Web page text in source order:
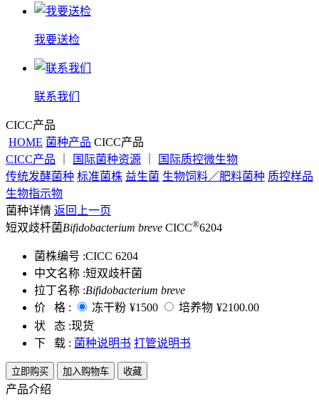
我要送检
联系我们
CICC产品
HOME 菌种产品 CICC产品
CICC产品
国际菌种资源
国际质控微生物
传统发酵菌种 标准菌株 益生菌 生物饲料／肥料菌种 质控样品
生物指示物
菌种详情 返回上一页
短双歧杆菌Bifidobacterium breve CICC®6204
菌株编号 :CICC 6204
中文名称 :短双歧杆菌
拉丁名称 :Bifidobacterium breve
价 格 :
冻干粉 ¥1500 培养物 ¥2100.00
状 态 :现货
下 载 : 菌种说明书 打管说明书
立即购买 加入购物车 收藏
产品介绍